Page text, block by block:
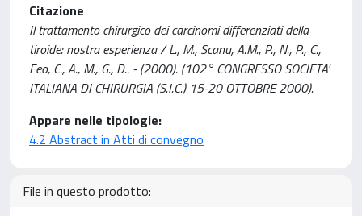
Citazione
Il trattamento chirurgico dei carcinomi differenziati della
tiroide: nostra esperienza / L., M., Scanu, A.M., P., N., P., C.,
Feo, C., A., M., G., D.. - (2000). (102° CONGRESSO SOCIETA'
ITALIANA DI CHIRURGIA (S.I.C.) 15-20 OTTOBRE 2000).
Appare nelle tipologie:
4.2 Abstract in Atti di convegno
File in questo prodotto: